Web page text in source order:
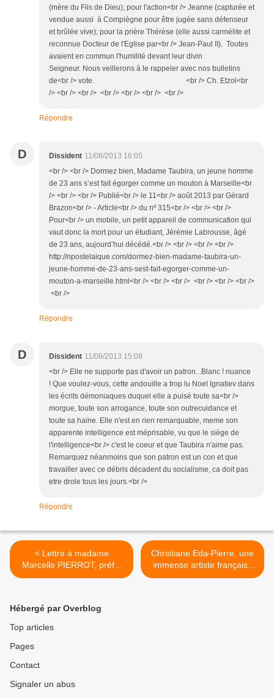
(mère du Fils de Dieu); pour l'action<br /> Jeanne (capturée et
vendue aussi à Compiègne pour être jugée sans défenseur
et brûlée vive); pour la prière Thérèse (elle aussi carmélite et
reconnue Docteur de l'Eglise par<br /> Jean-Paul II). Toutes
avaient en commun l'humilité devant leur divin
Seigneur. Nous veillerons à le rappeler avec nos bulletins
de<br /> vote. <br /> Ch. Etzol<br
/> <br /> <br /> <br /> <br /> <br /> <br />
Répondre
D Dissident 11/08/2013 16:05
<br /> <br /> Dormez bien, Madame Taubira, un jeune homme
de 23 ans s’est fait égorger comme un mouton à Marseille<br
/> <br /> <br /> Publié<br /> le 11<br /> août 2013 par Gérard
Brazon<br /> - Article<br /> du nº 315<br /> <br /> <br />
Pour<br /> un mobile, un petit appareil de communication qui
vaut donc la mort pour un étudiant, Jérémie Labrousse, âgé
de 23 ans, aujourd’hui décédé.<br /> <br /> <br /> <br />
http://ripostelaique.com/dormez-bien-madame-taubira-un-
jeune-homme-de-23-ans-sest-fait-egorger-comme-un-
mouton-a-marseille.html<br /> <br /> <br /> <br /> <br /> <br />
<br />
Répondre
D Dissident 11/08/2013 15:08
<br /> Elle ne supporte pas d'avoir un patron...Blanc ! nuance
! Que voulez-vous, cette andouille a trop lu Noel Ignatiev dans
les écrits démoniaques duquel elle a puisé toute sa<br />
morgue, toute son arrogance, toute son outrecuidance et
toute sa haine. Elle n'est en rien remarquable, meme son
apparente intelligence est méprisable, vu que le siège de
l'intelligence<br /> c'est le coeur et que Taubira n'aime pas.
Remarquez néanmoins que son patron est un con et que
travailler avec ce débris décadent du socialisme, ca doit pas
etre drole tous les jours.<br />
Répondre
< Lettre à madame
Marcelle PIERROT, préfet
de la Guadeloupe, par la
GUADELOUPE.
Christiane Eda-Pierre, une
immense artiste française
de la Martinique, par le
Hébergé par Overblog
Top articles
Pages
Contact
Signaler un abus